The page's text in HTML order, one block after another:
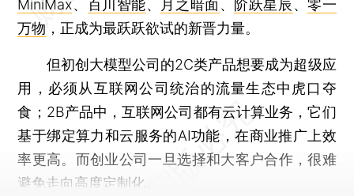
MiniMax、 百川智能、 月之暗面、 阶跃星辰、零一
万物 ，正成为最跃跃欲试的新晋力量。
但初创大模型公司的2C类产品想要成为超级应
用，必须从互联网公司统治的流量生态中虎口夺
食；2B产品中，互联网公司都有云计算业务，它们
基于绑定算力和云服务的AI功能，在商业推广上效
率更高。而创业公司一旦选择和大客户合作，很难
避免走向高度定制化。